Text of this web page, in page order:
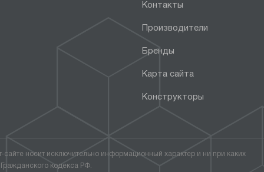
Контакты
Производители
Бренды
Карта сайта
Конструкторы
носит исключительно информационный характер и ни при каких
кодекса РФ.